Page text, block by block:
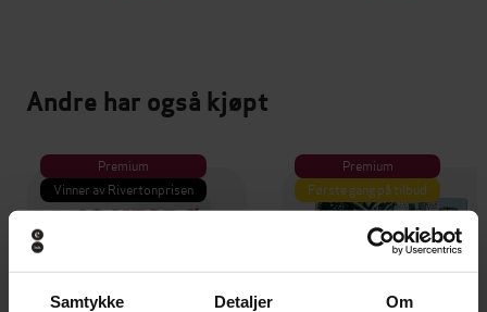
Samtykke Detaljer Om
Andre har også kjøpt
Premium
Vinner av Rivertonprisen
Premium
Første gang på tilbud